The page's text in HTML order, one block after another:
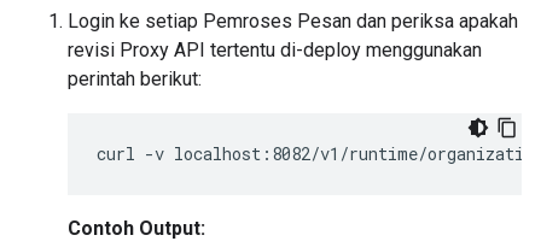
Login ke setiap Pemroses Pesan dan periksa apakah
revisi Proxy API tertentu di-deploy menggunakan
perintah berikut:
Contoh Output: